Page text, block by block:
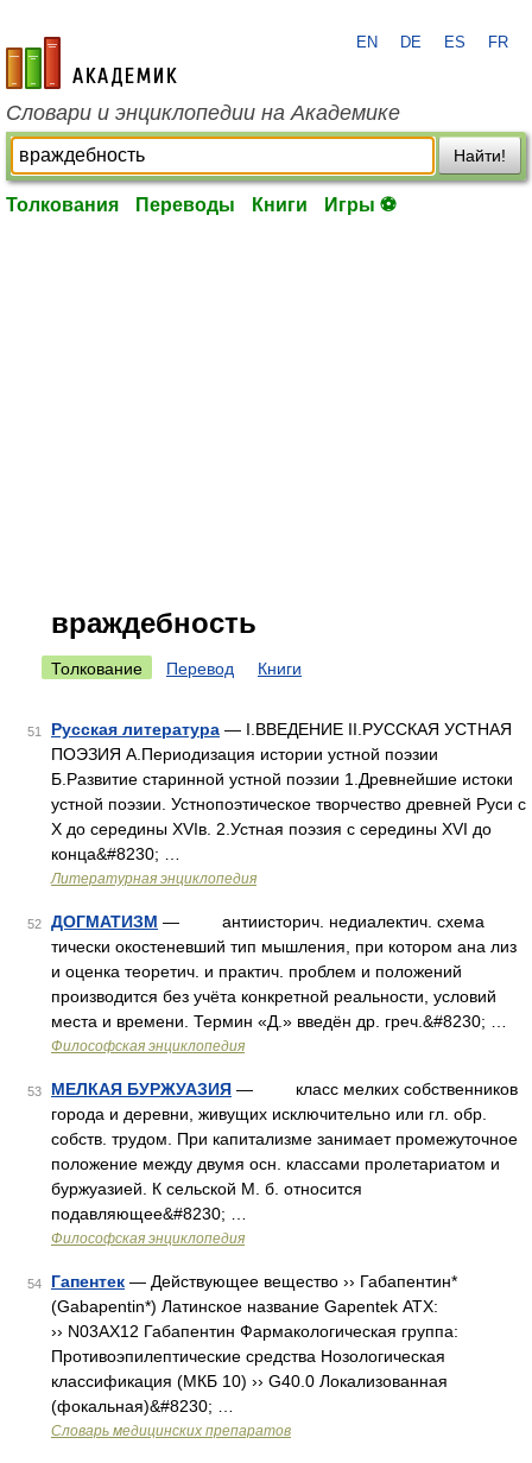
academic.ru
EN DE ES FR
Словари и энциклопедии на Академике
Найти!
Толкования Переводы Книги Игры ⚽
враждебность
Толкование Перевод Книги
51 Русская литература — I.ВВЕДЕНИЕ II.РУССКАЯ УСТНАЯ
ПОЭЗИЯ А.Периодизация истории устной поэзии
Б.Развитие старинной устной поэзии 1.Древнейшие истоки
устной поэзии. Устнопоэтическое творчество древней Руси с
X до середины XVIв. 2.Устная поэзия с середины XVI до
конца&#8230; …
Литературная энциклопедия
52 ДОГМАТИЗМ — антиисторич. недиалектич. схема
тически окостеневший тип мышления, при котором ана лиз
и оценка теоретич. и практич. проблем и положений
производится без учёта конкретной реальности, условий
места и времени. Термин «Д.» введён др. греч.&#8230; …
Философская энциклопедия
53 МЕЛКАЯ БУРЖУАЗИЯ — класс мелких собственников
города и деревни, живущих исключительно или гл. обр.
собств. трудом. При капитализме занимает промежуточное
положение между двумя осн. классами пролетариатом и
буржуазией. К сельской М. б. относится
подавляющее&#8230; …
Философская энциклопедия
54 Гапентек — Действующее вещество ›› Габапентин*
(Gabapentin*) Латинское название Gapentek АТХ:
›› N03AX12 Габапентин Фармакологическая группа:
Противоэпилептические средства Нозологическая
классификация (МКБ 10) ›› G40.0 Локализованная
(фокальная)&#8230; …
Словарь медицинских препаратов